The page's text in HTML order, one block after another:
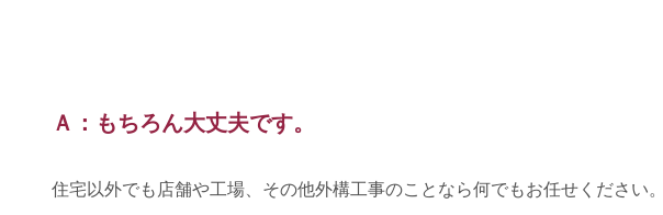
Ａ：もちろん大丈夫です。
住宅以外でも店舗や工場、その他外構工事のことなら何でもお任せください。